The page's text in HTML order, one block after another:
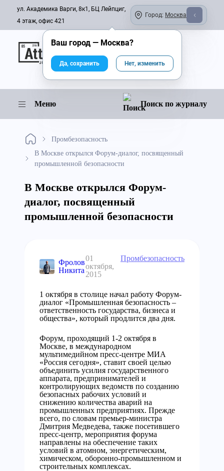
ул. Академика Варги, 8к1, БЦ Лейпциг,
4 этаж, офис 421
Город: Москва
Онлайн-журнал
Меню Поиск по журналу
Промбезопасность
В Москве открылся Форум-диалог, посвященный
промышленной безопасности
В Москве открылся Форум-
диалог, посвященный
промышленной безопасности
Фролов
Никита
01
октября,
2015
Промбезопасность
1 октября в столице начал работу Форум-
диалог «Промышленная безопасность –
ответственность государства, бизнеса и
общества», который продлится два дня.
Форум, проходящий 1-2 октября в
Москве, в международном
мультимедийном пресс-центре МИА
«Россия сегодня», ставит своей целью
объединить усилия государственного
аппарата, предпринимателей и
контролирующих ведомств по созданию
безопасных рабочих условий и
снижению количества аварий на
промышленных предприятиях. Прежде
всего, по словам премьер-министра
Дмитрия Медведева, также посетившего
пресс-центр, мероприятия форума
направлены на обеспечение таких
условий в атомном, энергетическим,
химическом, оборонно-промышленном и
строительных комплексах.
Ваш город — Москва?
Да, сохранить Нет, изменить